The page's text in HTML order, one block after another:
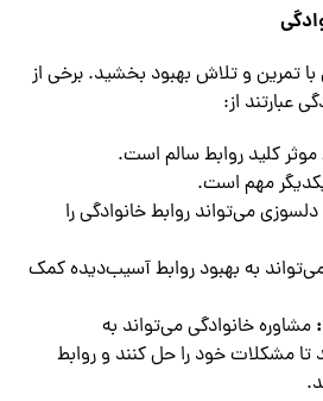
با تمرین و تلاش بهبود بخشید. برخی از
عبارتند از:
موثر کلید روابط سالم است.
مهم است.
دلسوزی می‌تواند روابط خانوادگی را
به بهبود روابط آسیب‌دیده کمک
مشاوره خانوادگی می‌تواند به
تا مشکلات خود را حل کنند و روابط